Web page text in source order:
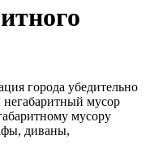
города убедительно
негабаритный мусор
мусору
диваны,